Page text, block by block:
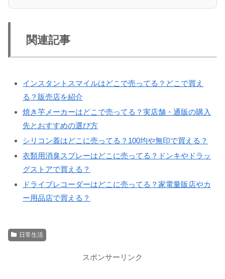
関連記事
インスタントスマイルはどこで売ってる？どこで買え
る？販売店を紹介
焼き芋メーカーはどこで売ってる？実店舗・通販の購入
先とおすすめの選び方
シリコン蓋はどこに売ってる？100均や無印で買える？
衣類用消臭スプレーはどこに売ってる？ドンキやドラッ
グストアで買える？
ドライブレコーダーはどこに売ってる？家電量販店やカ
ー用品店で買える？
日常生活
スポンサーリンク